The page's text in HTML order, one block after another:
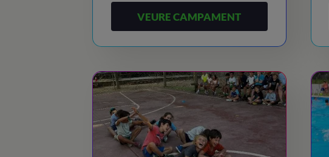
VEURE CAMPAMENT